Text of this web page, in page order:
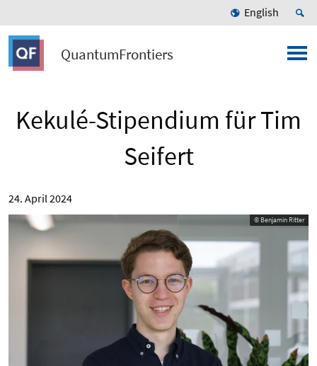
English
QuantumFrontiers
Kekulé-Stipendium für Tim
Seifert
24. April 2024
© Benjamin Ritter